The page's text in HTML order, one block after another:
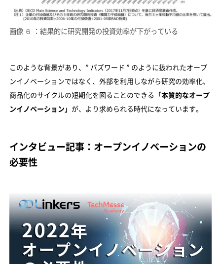
画像 ６ ：結果的に研究開発の投資効率が下がっている
このような背景があり、” バズワード ” のように扱われたオープ
ンイノベーションではなく、外部を利用しながら研究の効率化、
商品化のサイクルの短期化を図ることのできる
「本質的なオープ
ンイノベーション」 が、より求められる時代になっています。
インタビュー記事：オープンイノベーションの
必要性